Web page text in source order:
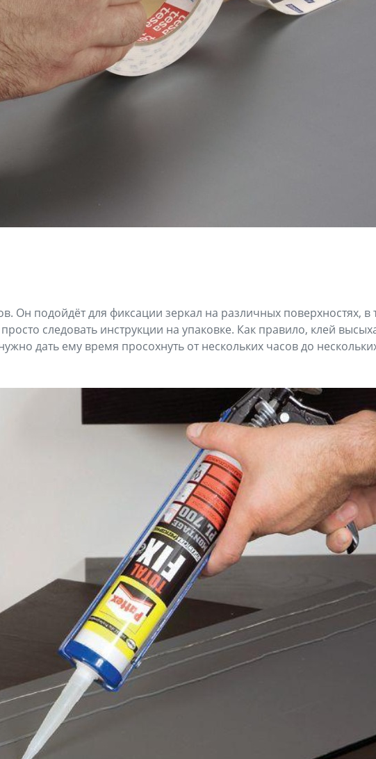
Он подойдёт для фиксации зеркал на различных поверхностях, в
следовать инструкции на упаковке. Как правило, клей
дать ему время просохнуть от нескольких часов до